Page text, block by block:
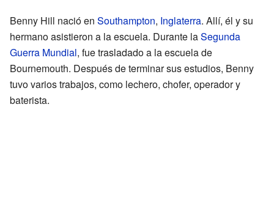
Benny Hill nació en Southampton, Inglaterra. Allí, él y su
hermano asistieron a la escuela. Durante laSegunda
Guerra Mundial, fue trasladado a la escuela de
Bournemouth. Después de terminar sus estudios, Benny
tuvo varios trabajos, como lechero, chofer, operador y
baterista.